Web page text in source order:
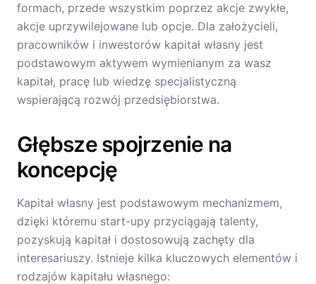
formach, przede wszystkim poprzez akcje zwykłe,
akcje uprzywilejowane lub opcje. Dla założycieli,
pracowników i inwestorów kapitał własny jest
podstawowym aktywem wymienianym za wasz
kapitał, pracę lub wiedzę specjalistyczną
wspierającą rozwój przedsiębiorstwa.
Głębsze spojrzenie na
koncepcję
Kapitał własny jest podstawowym mechanizmem,
dzięki któremu start-upy przyciągają talenty,
pozyskują kapitał i dostosowują zachęty dla
interesariuszy. Istnieje kilka kluczowych elementów i
rodzajów kapitału własnego: